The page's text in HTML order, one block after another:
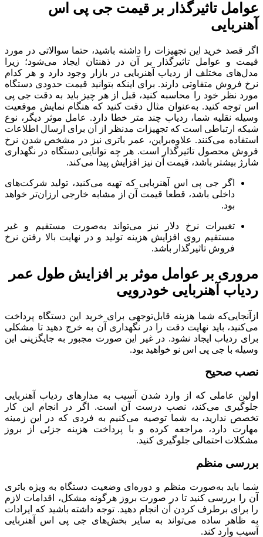
عوامل تاثیرگذار بر قیمت جی پی اس
آهنربایی
اگر قصد خرید این تجهیزات را داشته باشید، حتما سوالاتی در مورد
قیمت و عوامل تاثیرگذار بر آن در ذهنتان ایجاد می‌شود؛ زیرا
مدل‌های مختلف از ردیاب آهنربایی در بازار وجود دارد و هر کدام
نرخ فروش متفاوتی دارند. برای اینکه بتوانید قیمت حدودی دستگاه
مورد نظر خود را محاسبه کنید، قبل از هر چیز باید به دقت جی پی
اس توجه کنید. به‌عنوان مثال دقت کنید که هنگام نمایش موقعیت
وسیله نقلیه شما، ردیاب چند متر خطا دارد. عامل موثر دیگر، نوع
شبکه ارتباطی است که تجهیزات مدنظر از آن برای ارسال اطلاعات
استفاده می‌کنند. علاوه‌بر‌این، عمر باتری نیز در مشخص شدن نرخ
فروش محصول تاثیرگذار است. هر چه توانایی دستگاه در نگهداری
شارژ بیشتر باشد، قیمت آن نیز افزایش پیدا می‌کند.
اگر جی پی اس آهنربایی که تهیه می‌کنید، تولید شرکت‌های
داخلی باشد، قطعا قیمت آن از مشابه خارجی ارزان‌تر خواهد
بود.
تغییرات نرخ دلار نیز می‌تواند به‌صورت مستقیم و غیر
مستقیم روی افزایش هزینه تولید و در نهایت بالا رفتن نرخ
فروش تاثیرگذار باشد.
​مروری بر عوامل موثر بر افزایش طول عمر
ردیاب آهنربایی خودرویی
ازآنجایی‌که شما هزینه قابل‌توجهی برای خرید این دستگاه پرداخت
می‌کنید، باید نهایت دقت را در نگهداری آن به خرج دهید تا مشکلی
برای ردیاب ایجاد نشود. در غیر این صورت مجبور به جایگزینی این
وسیله با جی پی اس نو خواهید بود.
​نصب صحیح
اولین عاملی که از وارد شدن آسیب به مدارهای ردیاب آهنربایی
جلوگیری می‌کند، نصب درست آن است. اگر در انجام این کار
تخصص ندارید، به شما توصیه می‌کنیم به فردی که در این زمینه
مهارت دارد، مراجعه کرده و با پرداخت هزینه جزئی از بروز
مشکلات احتمالی جلوگیری کنید.
​بررسی منظم
شما باید به‌صورت منظم و دوره‌ای وضعیت دستگاه به ویژه باتری
آن را بررسی کنید تا در صورت بروز هرگونه مشکل، اقدامات لازم
را برای برطرف کردن آن انجام دهید. توجه داشته باشید که ایرادات
به ظاهر ساده می‌تواند به سایر بخش‌های جی پی اس آهنربایی
آسیب وارد کند.